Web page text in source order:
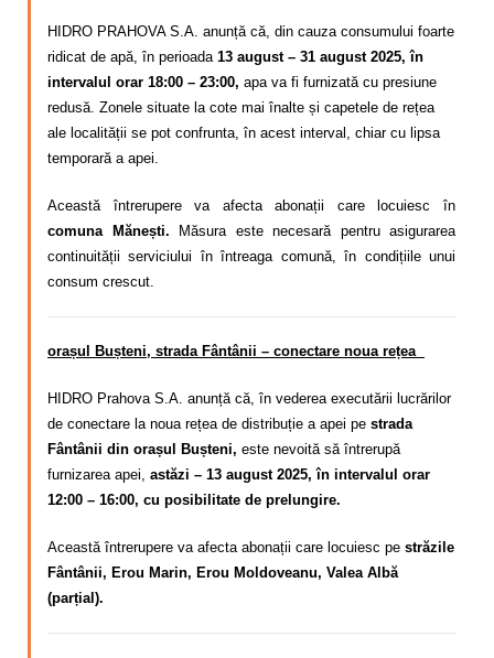
HIDRO PRAHOVA S.A. anunță că, din cauza consumului foarte
ridicat de apă, în perioada 13 august – 31 august 2025, în
intervalul orar 18:00 – 23:00, apa va fi furnizată cu presiune
redusă. Zonele situate la cote mai înalte și capetele de rețea
ale localității se pot confrunta, în acest interval, chiar cu lipsa
temporară a apei.
Această întrerupere va afecta abonații care locuiesc în
comuna Mănești. Măsura este necesară pentru asigurarea
continuității serviciului în întreaga comună, în condițiile unui
consum crescut.
orașul Bușteni, strada Fântânii – conectare noua rețea
HIDRO Prahova S.A. anunță că, în vederea executării lucrărilor
de conectare la noua rețea de distribuție a apei pe strada
Fântânii din orașul Bușteni, este nevoită să întrerupă
furnizarea apei, astăzi – 13 august 2025, în intervalul orar
12:00 – 16:00, cu posibilitate de prelungire.
Această întrerupere va afecta abonații care locuiesc pe străzile
Fântânii, Erou Marin, Erou Moldoveanu, Valea Albă
(parțial).